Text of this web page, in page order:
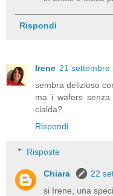
Rispondi
Irene 21 settembre
sembra delizioso
ma i wafers
cialda?
Rispondi
Risposte
Chiara
22
si Irene, una